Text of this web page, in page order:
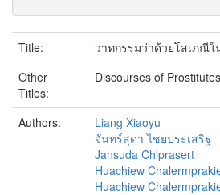
Title:
วาทกรรมว่าด้วยโสเภณี
Other
Titles:
Discourses of
Authors:
Liang Xiaoyu
จันทร์สุดา ไชยประเสริฐ
Jansuda Chiprasert
Huachiew
Huachiew